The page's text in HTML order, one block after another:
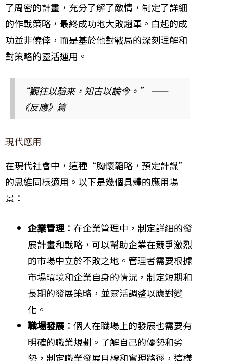
了周密的計畫，充分了解了敵情，制定了詳細
的作戰策略，最終成功地大敗趙軍。白起的成
功並非僥倖，而是基於他對戰局的深刻理解和
對策略的靈活運用。
“觀往以驗來，知古以論今。” ——
《反應》篇
現代應用
在現代社會中，這種“胸懷韜略，預定計謀”
的思維同樣適用。以下是幾個具體的應用場
景：
企業管理：在企業管理中，制定詳細的發
展計畫和戰略，可以幫助企業在競爭激烈
的市場中立於不敗之地。管理者需要根據
市場環境和企業自身的情況，制定短期和
長期的發展策略，並靈活調整以應對變
化。
職場發展：個人在職場上的發展也需要有
明確的職業規劃。了解自己的優勢和劣
勢，制定職業發展目標和實現路徑，這樣